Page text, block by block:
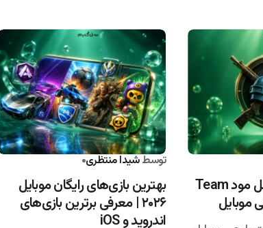
معرفی و بررسی کامل مود Team
توسطشیدا منتظری
بهترین بازی‌های رایگان موبایل
۲۰۲۶ | معرفی برترین بازی‌های
اندروید و iOS